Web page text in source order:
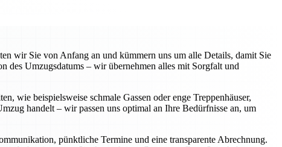
wir Sie von Anfang an und kümmern uns um alle Details, damit Sie
des Umzugsdatums – wir übernehmen alles mit Sorgfalt und
wie beispielsweise schmale Gassen oder enge Treppenhäuser,
handelt – wir passen uns optimal an Ihre Bedürfnisse an, um
pünktliche Termine und eine transparente Abrechnung.